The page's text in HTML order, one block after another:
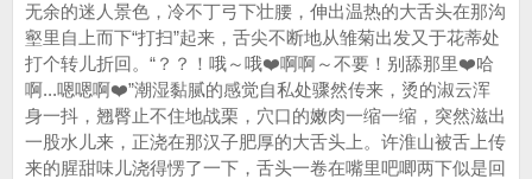
无余的迷人景色，冷不丁弓下壮腰，伸出温热的大舌头在那沟
壑里自上而下“打扫”起来，舌尖不断地从雏菊出发又于花蒂处
打个转儿折回。“？？！哦～哦❤️啊啊～不要！别舔那里❤️哈
啊...嗯嗯啊❤️”潮湿黏腻的感觉自私处骤然传来，烫的淑云浑
身一抖，翘臀止不住地战栗，穴口的嫩肉一缩一缩，突然滋出
一股水儿来，正浇在那汉子肥厚的大舌头上。许淮山被舌上传
来的腥甜味儿浇得愣了一下，舌头一卷在嘴里吧唧两下似是回